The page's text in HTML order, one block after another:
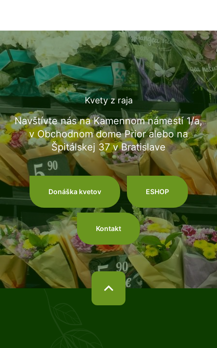
Kvety z raja
Navštívte nás na Kamennom námestí 1/a,
v Obchodnom dome Prior alebo na
Špitálskej 37 v Bratislave
Donáška kvetov ESHOP
Kontakt